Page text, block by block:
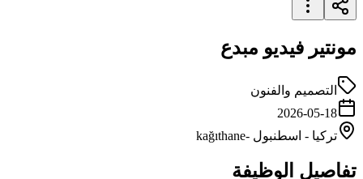
مونتير فيديو مبدع
التصميم والفنون
2026-05-18
تركيا - اسطنبول -kağıthane
تفاصيل الوظيفة